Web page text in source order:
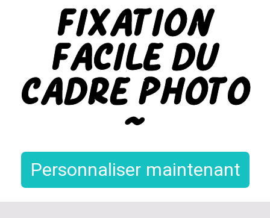
Fixation
Facile du
Cadre Photo
~
Personnaliser maintenant